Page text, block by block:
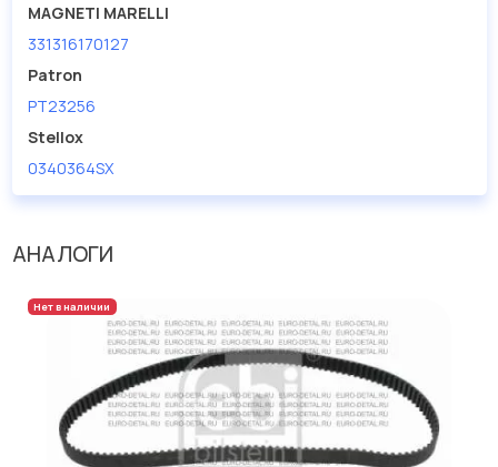
MAGNETI MARELLI
331316170127
Patron
PT23256
Stellox
0340364SX
АНАЛОГИ
Нет в наличии